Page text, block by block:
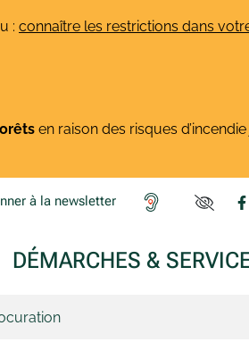
: connaître les restrictions dans
en raison des risques d’incendie
à la newsletter
DÉMARCHES &